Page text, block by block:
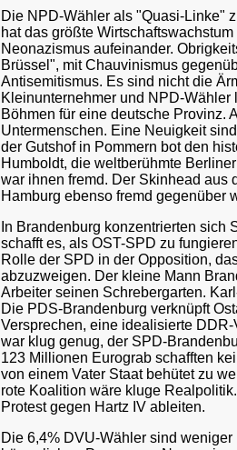
Die NPD-Wähler als "Quasi-Linke"
hat das größte
Neonazismus aufeinander.
Brüssel", mit Chauvinismus
Antisemitismus. Es sind nicht die
Kleinunternehmer und NPD-
Böhmen für eine deutsche Provinz.
Untermenschen. Eine Neuigkeit
der Gutshof in Pommern bot den
Humboldt, die weltberühmte
war ihnen fremd. Der Skinhead aus
Hamburg ebenso fremd gegenüber
In Brandenburg konzentrierten
schafft es, als OST-SPD zu
Rolle der SPD in der Opposition,
abzuzweigen. Der kleine Mann
Arbeiter seinen Schrebergarten.
Die PDS-Brandenburg verknüpft
Versprechen, eine idealisierte
war klug genug, der SPD-
123 Millionen Eurograb schafften
von einem Vater Staat behütet zu
rote Koalition wäre kluge
Protest gegen Hartz IV ableiten.
Die 6,4% DVU-Wähler sind